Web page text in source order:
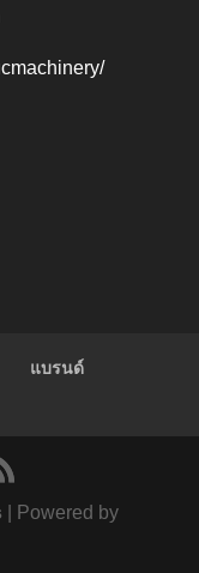
แบรนด์
| Powered by